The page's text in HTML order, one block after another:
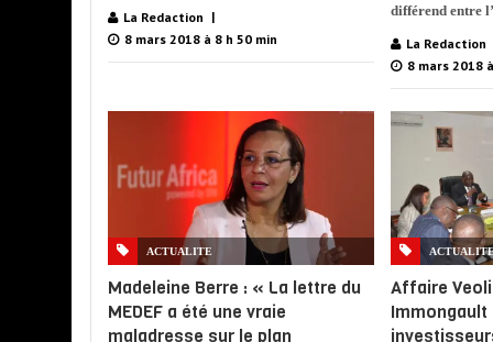
La Redaction
8 mars 2018 à 8 h 50 min
différend entre
La Redaction
8 mars 2018
ACTUALITE
Madeleine Berre : « La lettre du
MEDEF a été une vraie
maladresse sur le plan
Affaire